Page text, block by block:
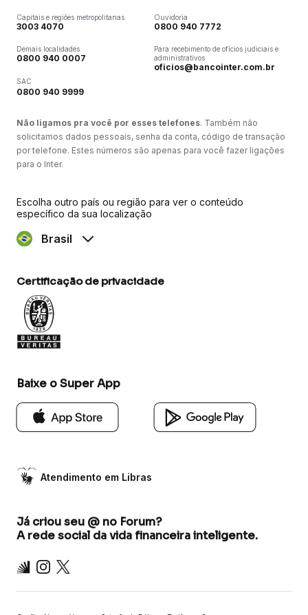
Capitais e regiões metropolitanas
3003 4070
Demais localidades
0800 940 0007
SAC
0800 940 9999
Ouvidoria
0800 940 7772
Para recebimento de ofícios judiciais e
administrativos
oficios@bancointer.com.br
Não ligamos pra você por esses telefones. Também não
solicitamos dados pessoais, senha da conta, código de transação
por telefone. Estes números são apenas para você fazer ligações
para o Inter.
Escolha outro país ou região para ver o conteúdo
específico da sua localização
Brasil
Certificação de privacidade
Baixe o Super App
Atendimento em Libras
Já criou seu @ no Forum?
A rede social da vida financeira inteligente.
Inter Instagram
X